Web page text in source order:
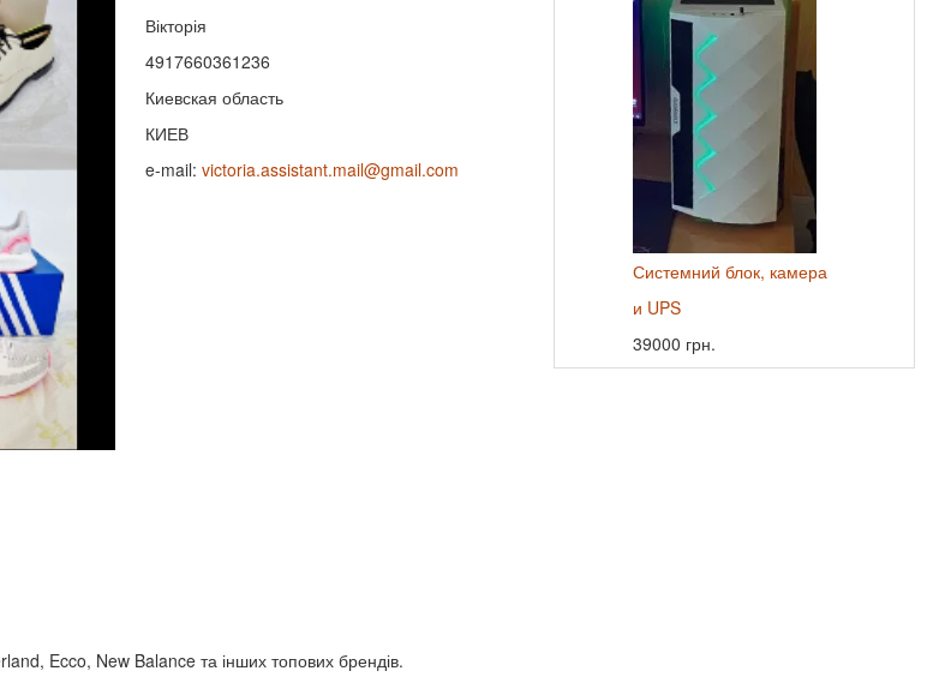
Вікторія
4917660361236
Киевская область
КИЕВ
e-mail: victoria.assistant.mail@gmail.com
Ecco, New Balance та інших топових брендів.
Системний блок, камера
и UPS
39000 грн.